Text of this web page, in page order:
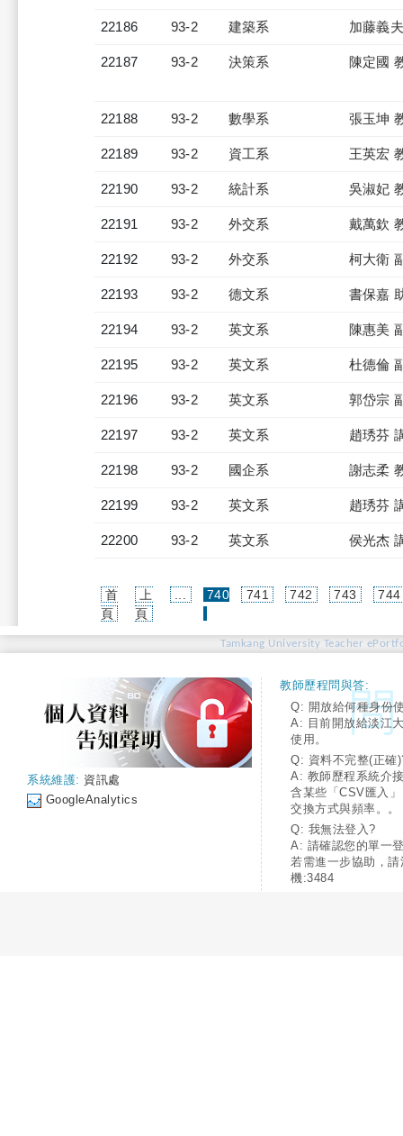
22186 93-2 建築系 加藤義
22187 93-2 決策系 陳定國
22188 93-2 數學系 張玉坤
22189 93-2 資工系 王英宏
22190 93-2 統計系 吳淑妃
22191 93-2 外交系 戴萬欽
22192 93-2 外交系 柯大衛
22193 93-2 德文系 書保嘉
22194 93-2 英文系 陳惠美
22195 93-2 英文系 杜德倫
22196 93-2 英文系 郭岱宗
22197 93-2 英文系 趙琇芬
22198 93-2 國企系 謝志柔
22199 93-2 英文系 趙琇芬
22200 93-2 英文系 侯光杰
首
頁
上
頁
740
741 742 743 744
Tamkang University Teacher
系統維護: 資訊處
GoogleAnalytics
教師歷程問與答:
Q: 開放給何種身份
A: 目前開放給淡江
使用。
Q: 資料不完整(正確
A: 教師歷程系統介
含某些「CSV匯入
交換方式與頻率。。
Q: 我無法登入?
A: 請確認您的單一
若需進一步協助，
機:3484